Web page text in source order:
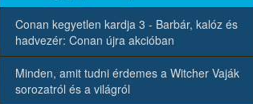
Conan kegyetlen kardja 3 - Barbár, kalóz és
hadvezér: Conan újra akcióban
Minden, amit tudni érdemes a Witcher Vaják
sorozatról és a világról